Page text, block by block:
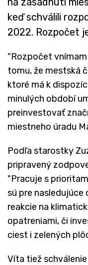
keď schválili
2022. Rozpočet
"Rozpočet
tomu, že mestská
ktoré má k
minulých období
preinvestovať
miestneho úradu
Podľa starostky
pripravený
"Pracuje s
sú pre
reakcie na
opatreniami, či
ciest i zelených
Víta tiež